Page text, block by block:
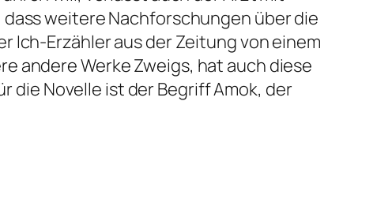
weitere Nachforschungen über die
Ich-Erzähler aus der Zeitung von einem
andere Werke Zweigs, hat auch diese
die Novelle ist der Begriff Amok, der